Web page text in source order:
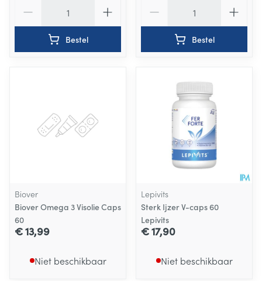
Bestel Bestel
Biover
Biover Omega 3 Visolie Caps
60
€ 13,99
Niet beschikbaar
Lepivits
Sterk Ijzer V-caps 60
Lepivits
€ 17,90
Niet beschikbaar